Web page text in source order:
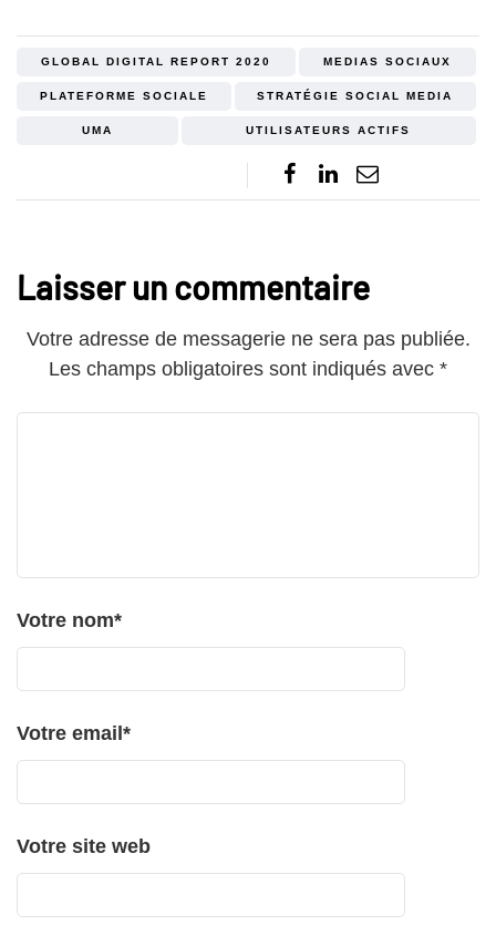
GLOBAL DIGITAL REPORT 2020 MEDIAS SOCIAUX
PLATEFORME SOCIALE STRATÉGIE SOCIAL MEDIA
UMA UTILISATEURS ACTIFS
Laisser un commentaire
Votre adresse de messagerie ne sera pas publiée.
Les champs obligatoires sont indiqués avec *
Votre nom*
Votre email *
Votre site web